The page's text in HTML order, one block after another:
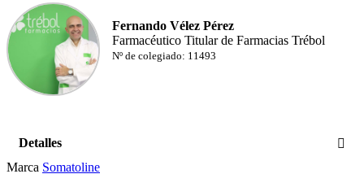
Fernando Vélez Pérez
Farmacéutico Titular de Farmacias Trébol
Nº de colegiado: 11493
Detalles
Marca Somatoline